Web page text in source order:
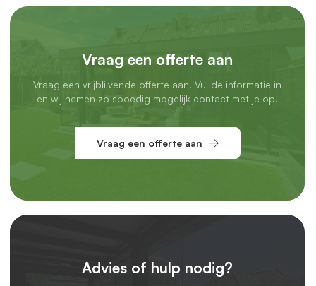
Vraag een offerte aan
Vraag een vrijblijvende offerte aan. Vul de informatie in
en wij nemen zo spoedig mogelijk contact met je op.
Vraag een offerte aan
Advies of hulp nodig?